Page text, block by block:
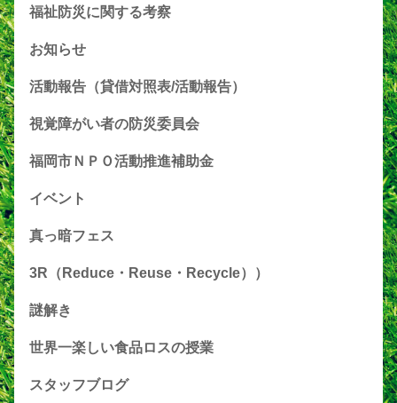
福祉防災に関する考察
お知らせ
活動報告（貸借対照表/活動報告）
視覚障がい者の防災委員会
福岡市ＮＰＯ活動推進補助金
イベント
真っ暗フェス
3R（Reduce・Reuse・Recycle））
謎解き
世界一楽しい食品ロスの授業
スタッフブログ